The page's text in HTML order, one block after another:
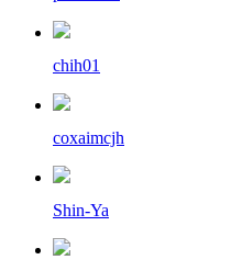
chih01
coxaimcjh
Shin-Ya